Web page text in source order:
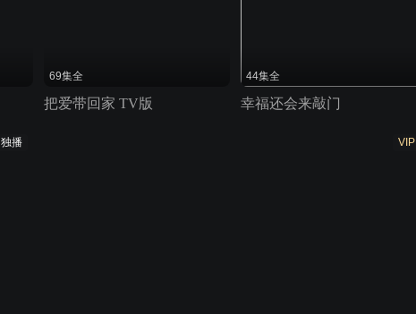
69集全
把爱带回家 TV版
44集全
幸福还会来敲门
独播 VIP